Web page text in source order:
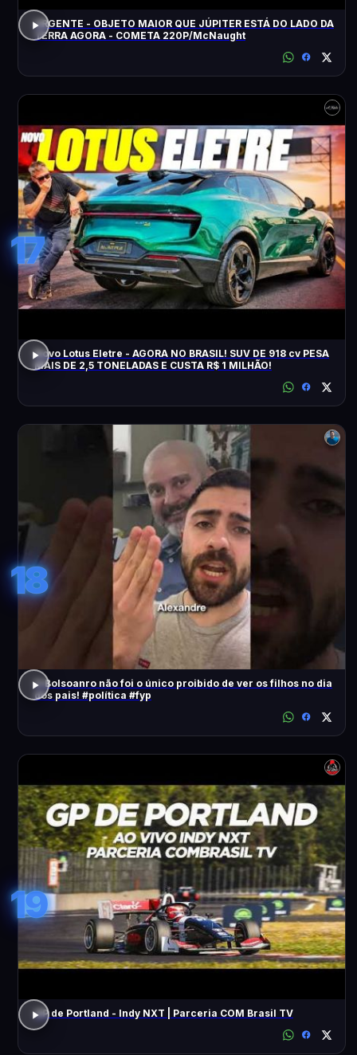
URGENTE - OBJETO MAIOR QUE JÚPITER ESTÁ DO LADO DA
TERRA AGORA - COMETA 220P/McNaught
17
Novo Lotus Eletre - AGORA NO BRASIL! SUV DE 918 cv PESA
MAIS DE 2,5 TONELADAS E CUSTA R$ 1 MILHÃO!
18
O Bolsoanro não foi o único proibido de ver os filhos no dia
dos pais! #política #fyp
19
GP de Portland - Indy NXT | Parceria COM Brasil TV